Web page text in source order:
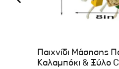
Παιχνίδι Μάσησης
Καλαμπόκι & Ξύλο